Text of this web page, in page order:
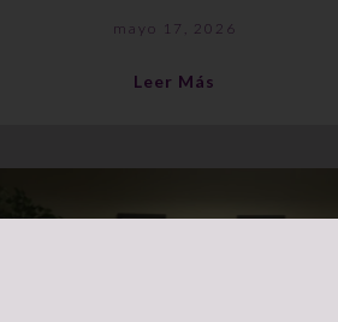
mayo 17, 2026
Leer Más